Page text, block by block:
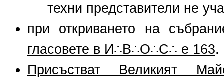
техни представители не
при откриването на
гласовете в И∴В∴О∴С∴ е 163.
Присъстват Великият